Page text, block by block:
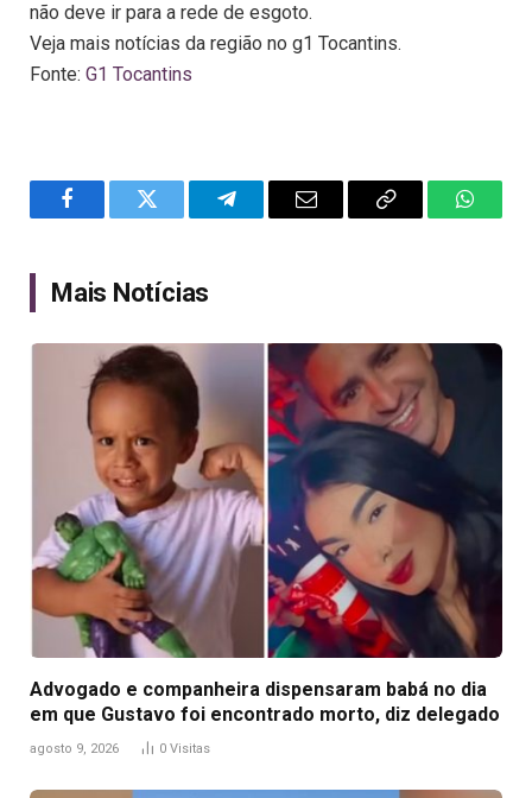
não deve ir para a rede de esgoto.
Veja mais notícias da região no g1 Tocantins.
Fonte: G1 Tocantins
FacebookTwitter TelegramEmail
Copy
Mais Notícias
Advogado e companheira dispensaram babá no dia
em que Gustavo foi encontrado morto, diz delegado
agosto 9, 2026 0 Visitas